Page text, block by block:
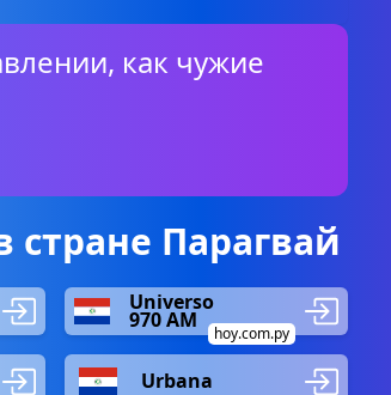
как чужие
Парагвай
Universo
970 AM
hoy.com.py
Urbana